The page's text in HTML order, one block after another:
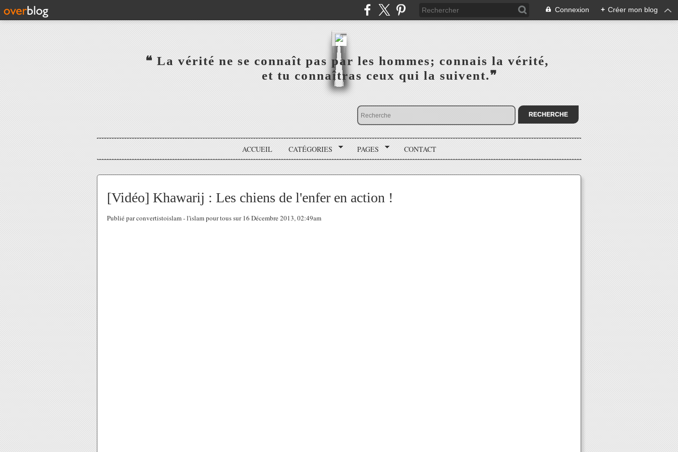
Connexion + Créer mon blog
‎ ‎ ‎ ‎ ‎ ‎ ‎ ‎ ‎ ‎ ‎ ‎ ‎❝ La vérité ne se connaît pas par les hommes; connais la vérité,‎ ‎ ‎ ‎ ‎ ‎ ‎ ‎ ‎
‎ ‎ ‎ ‎ ‎ ‎ ‎ ‎ ‎ ‎ ‎ ‎ ‎ ‎ ‎ ‎ ‎ ‎ ‎ ‎ et tu connaîtras ceux qui la suivent.❞
ACCUEIL CATÉGORIES PAGES CONTACT
[Vidéo] Khawarij : Les chiens de l'enfer en action !
Publié par convertistoislam - l'islam pour tous sur 16 Décembre 2013, 02:49am